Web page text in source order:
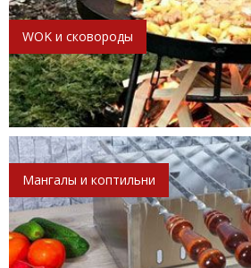
WOK и сковороды
Мангалы и коптильни